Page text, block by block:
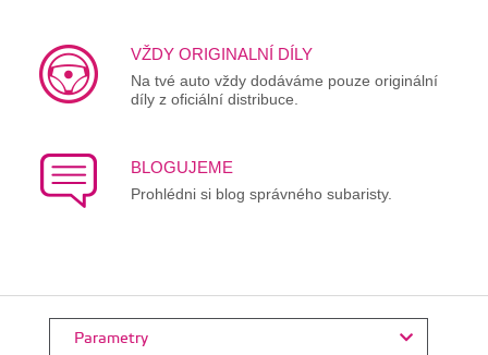
VŽDY ORIGINALNÍ DÍLY
Na tvé auto vždy dodáváme pouze originální
díly z oficiální distribuce.
BLOGUJEME
Prohlédni si blog správného subaristy.
Parametry